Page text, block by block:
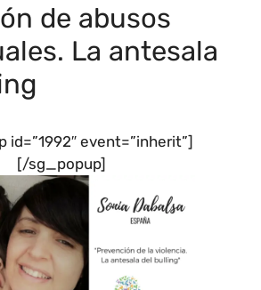
de abusos
La antesala
id=”1992″ event=”inherit”]
[/sg_popup]